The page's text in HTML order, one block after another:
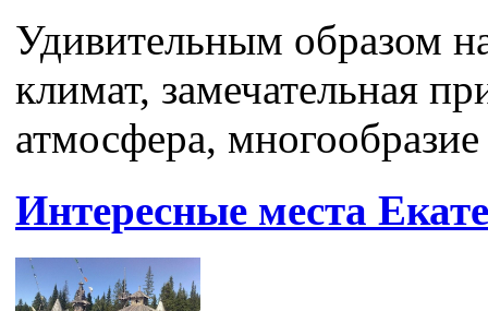
Удивительным образом
климат, замечательная
атмосфера,
Интересные места